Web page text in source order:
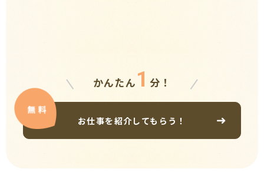
かんたん 1 分！
お仕事を紹介してもらう！